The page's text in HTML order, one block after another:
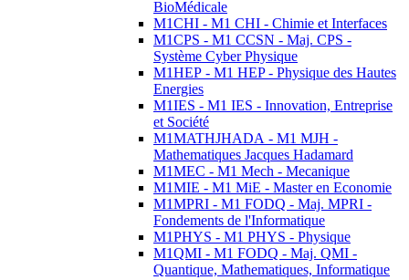
BioMédicale
M1CHI - M1 CHI - Chimie et Interfaces
M1CPS - M1 CCSN - Maj. CPS -
Système Cyber Physique
M1HEP - M1 HEP - Physique des Hautes
Energies
M1IES - M1 IES - Innovation, Entreprise
et Société
M1MATHJHADA - M1 MJH -
Mathematiques Jacques Hadamard
M1MEC - M1 Mech - Mecanique
M1MIE - M1 MiE - Master en Economie
M1MPRI - M1 FODQ - Maj. MPRI -
Fondements de l'Informatique
M1PHYS - M1 PHYS - Physique
M1QMI - M1 FODQ - Maj. QMI -
Quantique, Mathematiques, Informatique